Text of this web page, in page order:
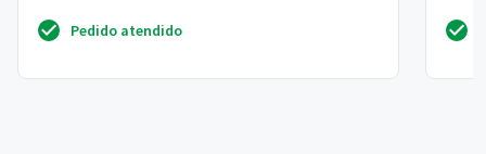
Pedido atendido